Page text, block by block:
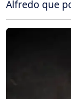
Alfredo que